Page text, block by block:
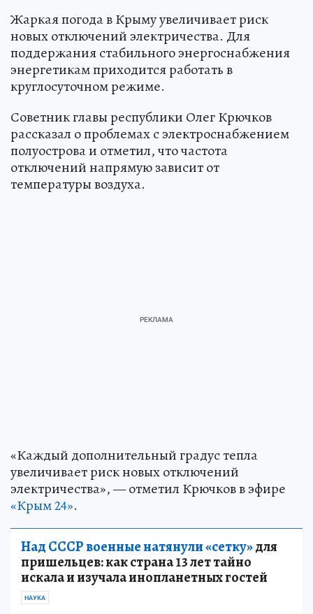
Жаркая погода в Крыму увеличивает риск
новых отключений электричества. Для
поддержания стабильного энергоснабжения
энергетикам приходится работать в
круглосуточном режиме.
Советник главы республики Олег Крючков
рассказал о проблемах с электроснабжением
полуострова и отметил, что частота
отключений напрямую зависит от
температуры воздуха.
«Каждый дополнительный градус тепла
увеличивает риск новых отключений
электричества», — отметил Крючков в эфире
«Крым 24».
Над СССР военные натянули «сетку»для
пришельцев: как страна 13 лет тайно
искала и изучала инопланетных гостей
НАУКА